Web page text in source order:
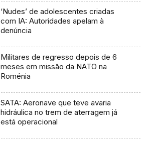
‘Nudes’ de adolescentes criadas
com IA: Autoridades apelam à
denúncia
Militares de regresso depois de 6
meses em missão da NATO na
Roménia
SATA: Aeronave que teve avaria
hidráulica no trem de aterragem já
está operacional